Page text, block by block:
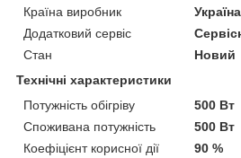
Країна виробник
Україна
Додатковий сервіс
Стан
Новий
Технічні характеристики
Потужність обігріву
500 Вт
Споживана потужність
500 Вт
Коефіцієнт корисної дії
90 %